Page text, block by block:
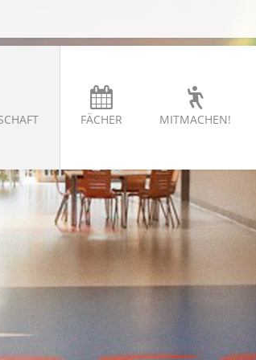
FÄCHER MITMACHEN!